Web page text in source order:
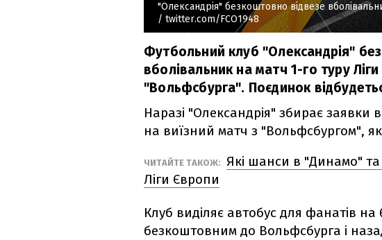
"Олександрія" безкоштовно відвезе
/ twitter.com/FCO1948
Футбольний клуб "Олександрія"
вболівальник на матч 1-го туру
"Вольфсбурга". Поєдинок
Наразі "Олександрія" збирає заявки
на виїзний матч з "Вольфсбургом",
ЧИТАЙТЕ ТАКОЖ: Які шанси в "Динамо" та
Ліги Європи
Клуб виділяє автобус для фанатів на
безкоштовним до Вольфсбурга і